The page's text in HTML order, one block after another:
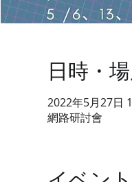
日時・
2022年5月27日
網路研討會